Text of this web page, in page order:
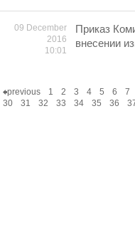
09 December
2016
10:01
Приказ
внесении
previous 1 2 3 4 5 6 7
30
31 32 33 34 35 36